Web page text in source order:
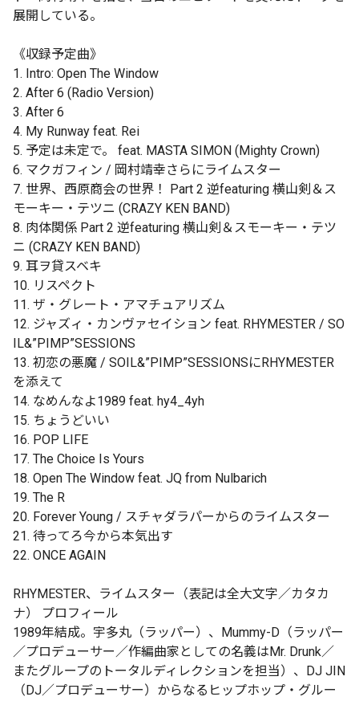
展開している。
《収録予定曲》
1. Intro: Open The Window
2. After 6 (Radio Version)
3. After 6
4. My Runway feat. Rei
5. 予定は未定で。 feat. MASTA SIMON (Mighty Crown)
6. マクガフィン / 岡村靖幸さらにライムスター
7. 世界、西原商会の世界！ Part 2 逆featuring 横山剣＆ス
モーキー・テツニ (CRAZY KEN BAND)
8. 肉体関係 Part 2 逆featuring 横山剣＆スモーキー・テツ
ニ (CRAZY KEN BAND)
9. 耳ヲ貸スベキ
10. リスペクト
11. ザ・グレート・アマチュアリズム
12. ジャズィ・カンヴァセイション feat. RHYMESTER / SO
IL&”PIMP”SESSIONS
13. 初恋の悪魔 / SOIL&”PIMP”SESSIONSにRHYMESTER
を添えて
14. なめんなよ1989 feat. hy4_4yh
15. ちょうどいい
16. POP LIFE
17. The Choice Is Yours
18. Open The Window feat. JQ from Nulbarich
19. The R
20. Forever Young / スチャダラパーからのライムスター
21. 待ってろ今から本気出す
22. ONCE AGAIN
RHYMESTER、ライムスター（表記は全大文字／カタカ
ナ） プロフィール
1989年結成。宇多丸（ラッパー）、Mummy-D（ラッパー
／プロデューサー／作編曲家としての名義はMr. Drunk／
またグループのトータルディレクションを担当）、DJ JIN
（DJ／プロデューサー）からなるヒップホップ・グルー